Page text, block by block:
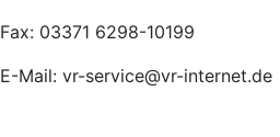
Fax: 03371 6298-10199
E-Mail: vr-service@vr-internet.de